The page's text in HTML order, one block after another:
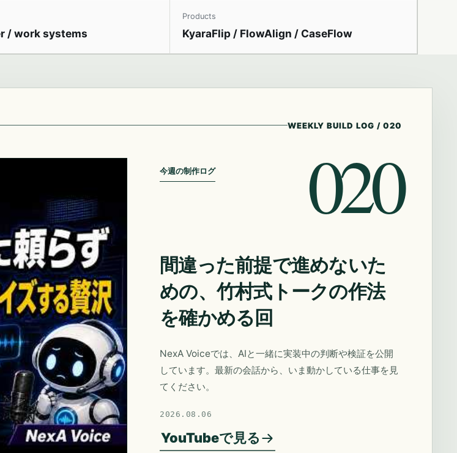
/ work systems
Products
KyaraFlip / FlowAlign / CaseFlow
WEEKLY BUILD LOG / 020
今週の制作ログ 020
間違った前提で進めないた
めの、竹村式トークの作法
を確かめる回
NexA Voiceでは、AIと一緒に実装中の判断や検証を公開
しています。最新の会話から、いま動かしている仕事を見
てください。
2026.08.06
YouTubeで見る